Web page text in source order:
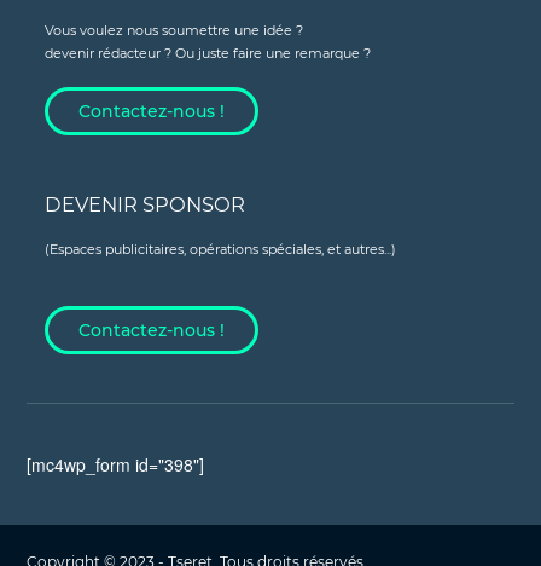
Vous voulez nous soumettre une idée ?
devenir rédacteur ? Ou juste faire une remarque ?
Contactez-nous !
DEVENIR SPONSOR
(Espaces publicitaires, opérations spéciales, et autres...)
Contactez-nous !
[mc4wp_form id="398"]
Copyright © 2023 - Tseret, Tous droits réservés